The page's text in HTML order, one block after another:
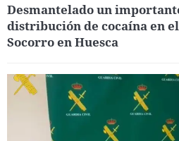
Desmantelado un
distribución de cocaína en
Socorro en Huesca